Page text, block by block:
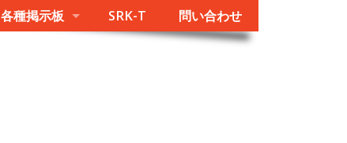
各種掲示板 SRK-T 問い合わせ